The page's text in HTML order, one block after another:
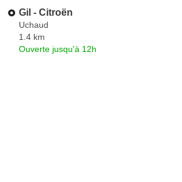
Gil - Citroën
Uchaud
1.4 km
Ouverte jusqu'à 12h